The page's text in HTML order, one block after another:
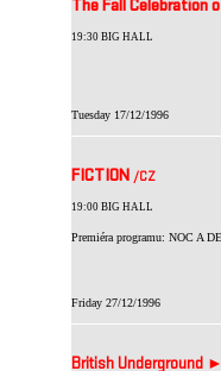
The Fall Celebration
19:30 BIG HALL
Tuesday 17/12/1996
FICTION /CZ
19:00 BIG HALL
Premiéra programu: NOC A
Friday 27/12/1996
British Underground ►